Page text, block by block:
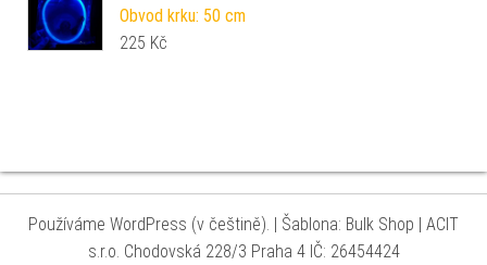
Obvod krku: 50 cm
225 Kč
Používáme WordPress (v češtině). | Šablona: Bulk Shop | ACIT
s.r.o. Chodovská 228/3 Praha 4 IČ: 26454424